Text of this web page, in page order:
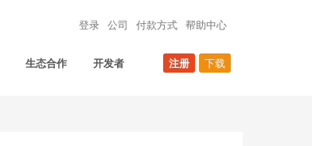
登录 公司 付款方式 帮助中心
生态合作 开发者 注册 下载